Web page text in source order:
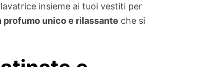
insieme ai tuoi vestiti per
profumo unico e rilassante che si